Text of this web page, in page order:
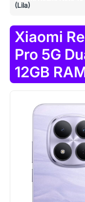
(Lila)
Xiaomi
Pro 5G
12GB